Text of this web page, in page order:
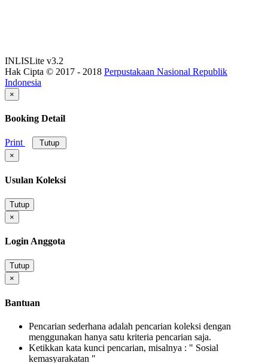
INLISLite v3.2
Hak Cipta © 2017 - 2018 Perpustakaan Nasional Republik
Indonesia
×
Booking Detail
Print
Tutup
×
Usulan Koleksi
Tutup
×
Login Anggota
Tutup
×
Bantuan
Pencarian sederhana adalah pencarian koleksi dengan
menggunakan hanya satu kriteria pencarian saja.
Ketikkan kata kunci pencarian, misalnya : " Sosial
kemasyarakatan "